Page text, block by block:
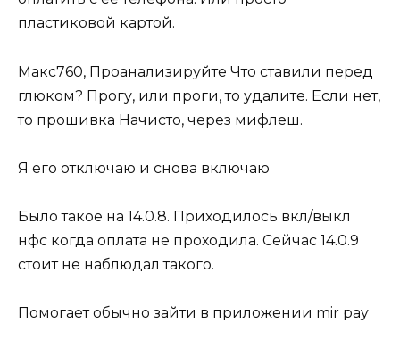
пластиковой картой.
Макс760, Проанализируйте Что ставили перед
глюком? Прогу, или проги, то удалите. Если нет,
то прошивка Начисто, через мифлеш.
Я его отключаю и снова включаю
Было такое на 14.0.8. Приходилось вкл/выкл
нфс когда оплата не проходила. Сейчас 14.0.9
стоит не наблюдал такого.
Помогает обычно зайти в приложении mir pay